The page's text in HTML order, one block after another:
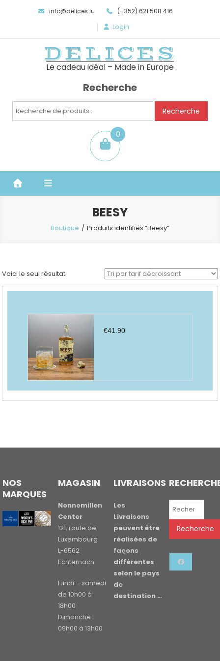
info@delices.lu (+352) 621 508 416
Login
DELICES
Le cadeau idéal – Made in Europe
Recherche
Recherche
Recherche
0
item
BEESY
Boutique Produits identifiés “Beesy”
Voici le seul résultat
€41.90
NOS
MARQUES
MAGASIN
Nonnemillen
Center
121, route de
Luxembourg
L-6562
Echternach
Lundi – samedi
de 10h00 à
18h00
Dimanche :
09h00 à 13h00
LIVRAISONS
Les
Livraisons
peuvent être
réalisées de
façons
différentes
selon le pays
de
destination …
Recherche